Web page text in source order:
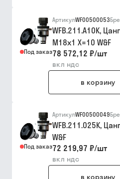
Под заказ
АртикулWF00500053
WFB.211.A10K,
M18x1 X=10 W&F
78 572,12 ₽/шт
вкл ндс
в корзину
Под заказ
АртикулWF00500049
WFB.211.025K,
W&F
72 219,97 ₽/шт
вкл ндс
в корзину